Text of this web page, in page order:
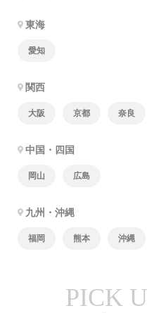
東海
愛知
関西
大阪 京都 奈良
中国・四国
岡山 広島
九州・沖縄
福岡 熊本 沖縄
PICK